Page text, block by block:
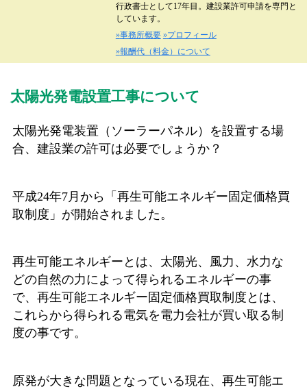
行政書士として17年目。建設業許可申請を専門と
しています。
事務所概要
プロフィール
報酬代（料金）について
太陽光発電設置工事について
太陽光発電装置（ソーラーパネル）を設置する場
合、建設業の許可は必要でしょうか？
平成24年7月から「再生可能エネルギー固定価格買
取制度」が開始されました。
再生可能エネルギーとは、太陽光、風力、水力な
どの自然の力によって得られるエネルギーの事
で、再生可能エネルギー固定価格買取制度とは、
これらから得られる電気を電力会社が買い取る制
度の事です。
原発が大きな問題となっている現在、再生可能エ